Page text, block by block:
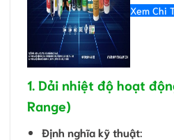
Xem Chi
1. Dải nhiệt độ hoạt
Range)
Định nghĩa kỹ thuật: